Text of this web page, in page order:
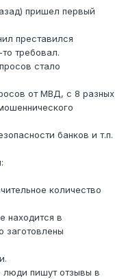
пришел первый
преставился
требовал.
стало
от МВД, с 8 разных
банков и т.п.
количество
находится в
заготовлены
пишут отзывы в